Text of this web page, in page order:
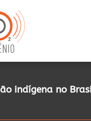
indígena no